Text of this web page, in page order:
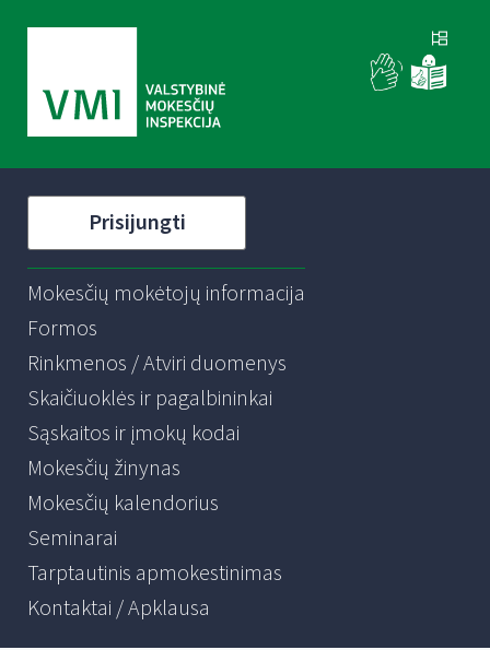
Prisijungti
Mokesčių mokėtojų informacija
Formos
Rinkmenos / Atviri duomenys
Skaičiuoklės ir pagalbininkai
Sąskaitos ir įmokų kodai
Mokesčių žinynas
Mokesčių kalendorius
Seminarai
Tarptautinis apmokestinimas
Kontaktai / Apklausa